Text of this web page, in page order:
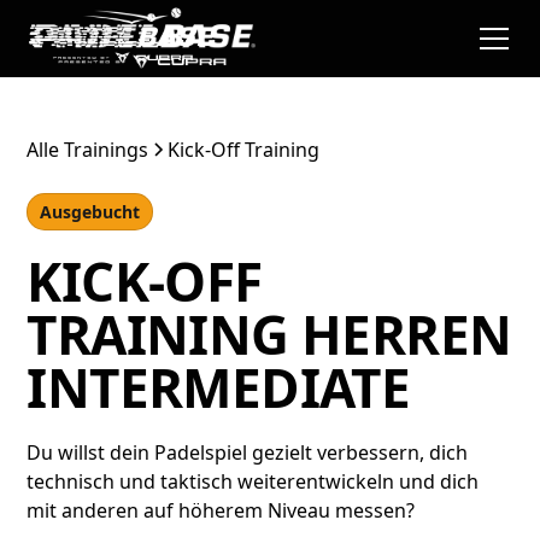
Alle Trainings Kick-Off Training
Ausgebucht
KICK-OFF
TRAINING HERREN
INTERMEDIATE
Du willst dein Padelspiel gezielt verbessern, dich
technisch und taktisch weiterentwickeln und dich
mit anderen auf höherem Niveau messen?